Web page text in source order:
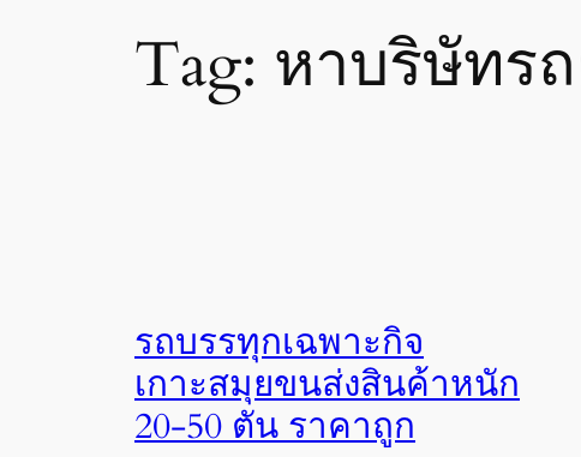
Tag: หาบริษัทร
รถบรรทุกเฉพาะกิจ
เกาะสมุยขนส่งสินค้าหนัก
20-50 ตัน ราคาถูก